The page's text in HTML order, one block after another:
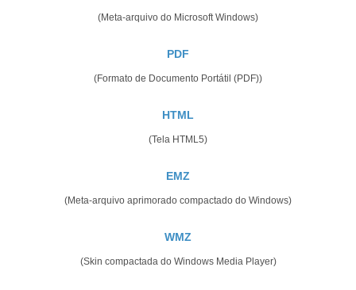
(Meta-arquivo do Microsoft Windows)
PDF
(Formato de Documento Portátil (PDF))
HTML
(Tela HTML5)
EMZ
(Meta-arquivo aprimorado compactado do Windows)
WMZ
(Skin compactada do Windows Media Player)